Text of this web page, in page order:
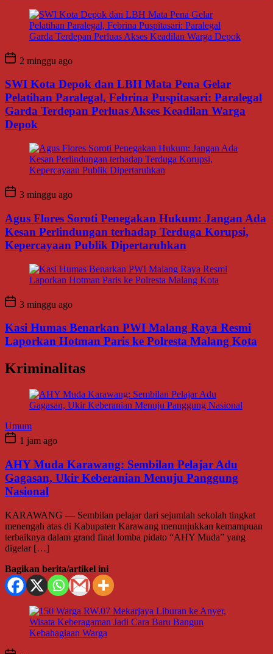
2 minggu ago
SWI Kota Depok dan LBH Mata Pena Gelar
Pelatihan Paralegal, Febrina Puspitasari: Paralegal
Garda Terdepan Perluas Akses Keadilan Warga
Depok
3 minggu ago
Agus Flores Soroti Penegakan Hukum: Jangan Ada
Kesan Perlindungan terhadap Terduga Korupsi,
Kepercayaan Publik Dipertaruhkan
3 minggu ago
Kasi Humas Benarkan PWI Malang Raya Resmi
Laporkan Hotman Paris ke Polresta Malang Kota
Kriminalitas
Umum
1 jam ago
AHY Muda Karawang: Sembilan Pelajar Adu
Gagasan, Ukir Keberanian Menuju Panggung
Nasional
KARAWANG — Sembilan pelajar dari sejumlah sekolah tingkat
menengah atas di Kabupaten Karawang menunjukkan kemampuan
terbaiknya dalam grand final lomba pidato “AHY Muda” yang
digelar […]
Bagikan berita/artikel ini